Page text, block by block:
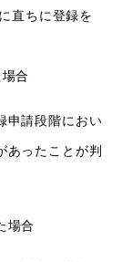
直ちに登録を
合
申請段階におい
あったことが判
場合